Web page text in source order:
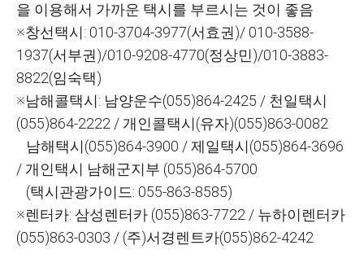
을 이용해서 가까운 택시를 부르시는 것이 좋음
※창선택시: 010-3704-3977(서효권)/ 010-3588-
1937(서부권)/010-9208-4770(정상민)/010-3883-
8822(임숙택)
※남해콜택시: 남양운수(055)864-2425 / 천일택시
(055)864-2222 / 개인콜택시(유자)(055)863-0082
남해택시(055)864-3900 / 제일택시(055)864-3696
/ 개인택시 남해군지부 (055)864-5700
(택시관광가이드: 055-863-8585)
※렌터카: 삼성렌터카 (055)863-7722 / 뉴하이렌터카
(055)863-0303 / (주)서경렌트카(055)862-4242